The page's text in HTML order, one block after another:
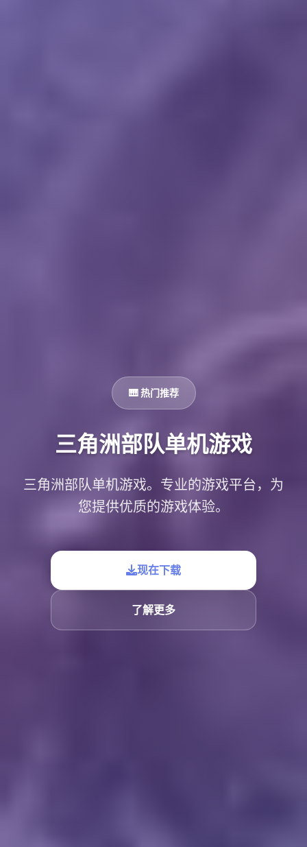
🎹 热门推荐
三角洲部队单机游戏
三角洲部队单机游戏。专业的游戏平台，为
您提供优质的游戏体验。
现在下载
了解更多